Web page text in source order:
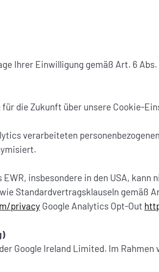
Ihrer Einwilligung gemäß Art. 6 Abs.
die Zukunft über unsere Cookie-
verarbeiteten
insbesondere in den USA,
Standardvertragsklauseln gemäß
privacy Google Analytics Opt-Out
Google Ireland Limited. Im